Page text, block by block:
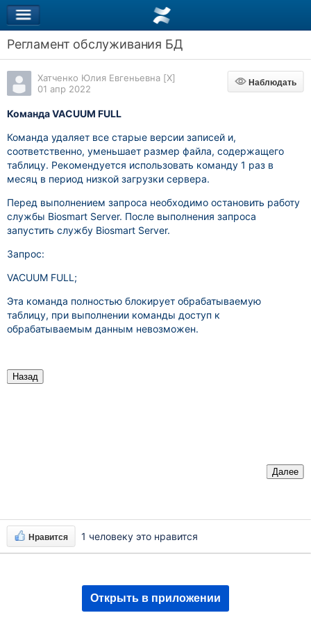
Регламент обслуживания БД
Хатченко Юлия Евгеньевна [X]
01 апр 2022
Наблюдать
Наблюдать
Команда VACUUM FULL
Команда удаляет все старые версии записей и,
соответственно, уменьшает размер файла, содержащего
таблицу. Рекомендуется использовать команду 1 раз в
месяц в период низкой загрузки сервера.
Перед выполнением запроса необходимо остановить работу
службы Biosmart Server. После выполнения запроса
запустить службу Biosmart Server.
Запрос:
VACUUM FULL;
Эта команда полностью блокирует обрабатываемую
таблицу, при выполнении команды доступ к
обрабатываемым данным невозможен.
Назад
Далее
Нравится 1 человеку это нравится
Открыть в приложении